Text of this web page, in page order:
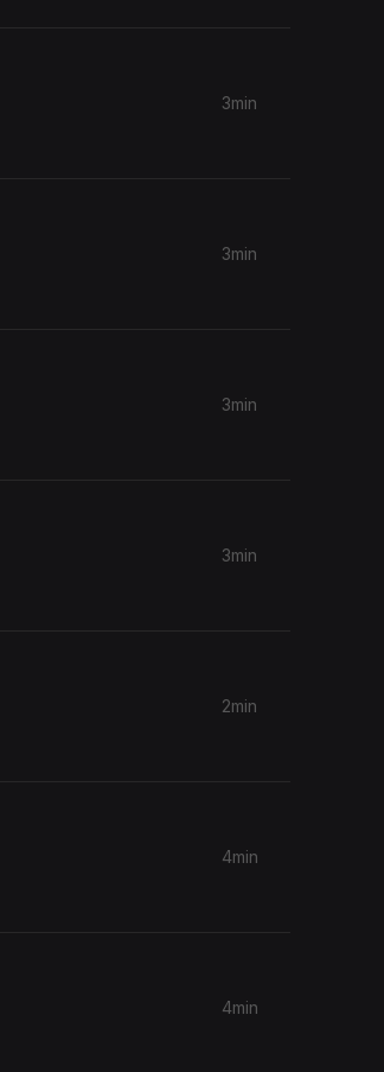
3min
3min
3min
3min
2min
4min
4min